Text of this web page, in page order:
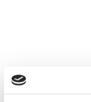
Oplev et
af